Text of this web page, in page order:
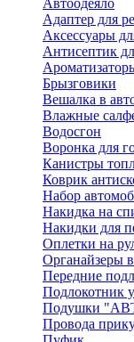
Автоодеяло
Адаптер для
Аксессуары
Антисептик
Брызговики
Вешалка в
Влажные
Водосгон
Воронка для
Канистры
Коврик
Набор
Накидка на
Накидки для
Оплетки на
Органайзеры
Передние
Подлокотник
Подушки
Провода